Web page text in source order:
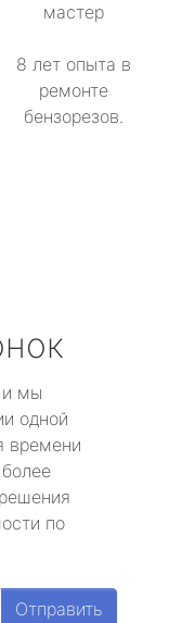
мастер
8 лет опыта в
ремонте
бензорезов.
и мы
одной
времени
по
Отправить